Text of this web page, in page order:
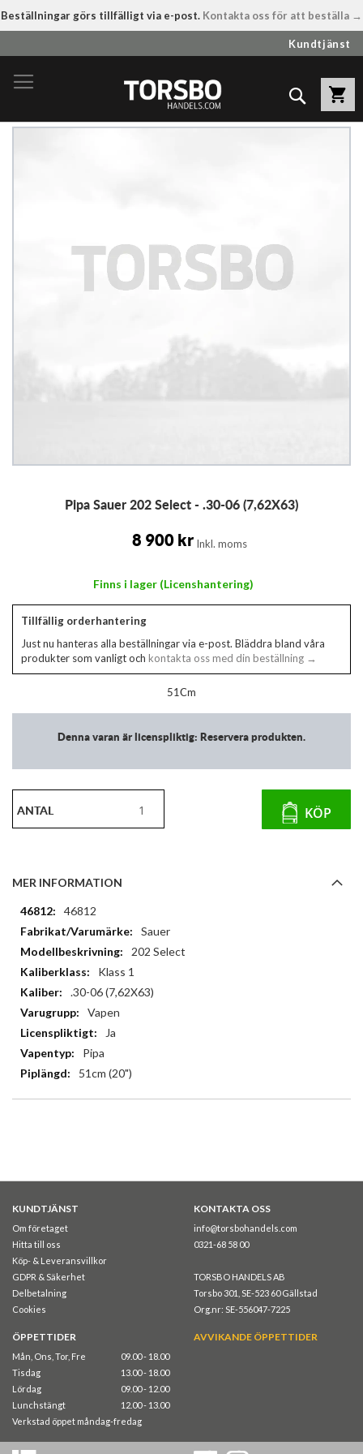
Beställningar görs tillfälligt via e-post. Kontakta oss för att beställa →
till
innehållet
Kundtjänst
Sök
Pipa Sauer 202 Select - .30-06 (7,62X63)
8 900 kr Inkl. moms
Finns i lager (Licenshantering)
Tillfällig orderhantering
Just nu hanteras alla beställningar via e-post. Bläddra bland våra
produkter som vanligt och kontakta oss med din beställning →
51Cm
Denna varan är licenspliktig: Reservera produkten.
ANTAL KÖP
MER INFORMATION
Mer
information
46812
Sauer
202 Select
Klass 1
.30-06 (7,62X63)
Vapen
Ja
Pipa
51cm (20")
KUNDTJÄNST
Om företaget
Hitta till oss
Köp- & Leveransvillkor
GDPR & Säkerhet
Delbetalning
Cookies
KONTAKTA OSS
info@torsbohandels.com
0321-68 58 00
TORSBO HANDELS AB
Torsbo 301, SE-523 60 Gällstad
Org.nr: SE-556047-7225
ÖPPETTIDER
Mån, Ons, Tor, Fre
09.00 - 18.00
Tisdag
13.00 - 18.00
Lördag
09.00 - 12.00
Lunchstängt
12.00 - 13.00
Verkstad öppet måndag-fredag
AVVIKANDE ÖPPETTIDER